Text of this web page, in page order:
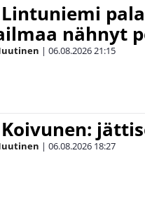
nähnyt
| 06.08.202621:15
| 06.08.2026 18:27